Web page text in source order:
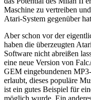
Maschine zu vertreiben
Atari-System gegenüber
Aber schon vor der
haben die überzeugten
Software nicht abreißen
eine neue Version von
GEM eingebundenen
erlaubt, dieses populäre
ist ein gutes Beispiel für
möglich wurde. Ein